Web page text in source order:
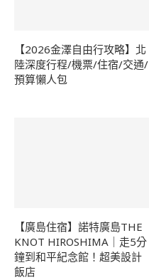
【2026金澤自由行攻略】北
陸深度行程/機票/住宿/交通/
預算懶人包
【廣島住宿】諾特廣島THE
KNOT HIROSHIMA｜走5分
鐘到和平紀念館！超美設計
飯店